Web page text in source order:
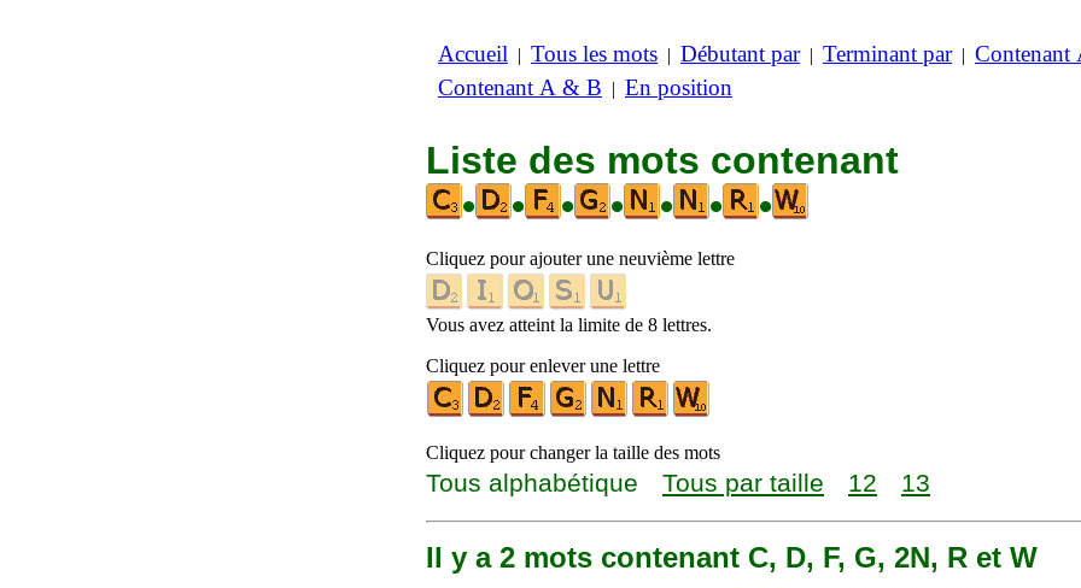
Accueil | Tous les mots | Débutant par| Terminant par| Contenant
Contenant A & B | En position
Liste des mots contenant
•
• • • • • •
Cliquez pour ajouter une neuvième lettre
Vous avez atteint la limite de 8 lettres.
Cliquez pour enlever une lettre
Cliquez pour changer la taille des mots
Tous alphabétique Tous par taille 12 13
Il y a 2 mots contenant C, D, F, G, 2N, R et W